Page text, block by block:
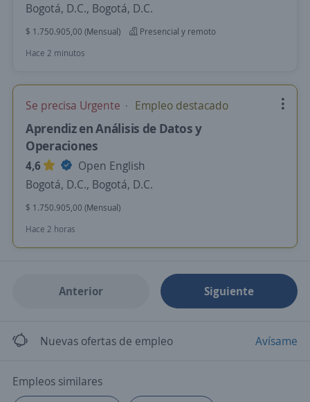
Bogotá, D.C., Bogotá, D.C.
$ 1.750.905,00 (Mensual)
Presencial y remoto
Hace 2 minutos
Se precisa Urgente Empleo destacado
Aprendiz en Análisis de Datos y
Operaciones
4,6
Open English
Bogotá, D.C., Bogotá, D.C.
$ 1.750.905,00 (Mensual)
Hace 2 horas
Anterior Siguiente
Nuevas ofertas de empleo Avísame
Empleos similares